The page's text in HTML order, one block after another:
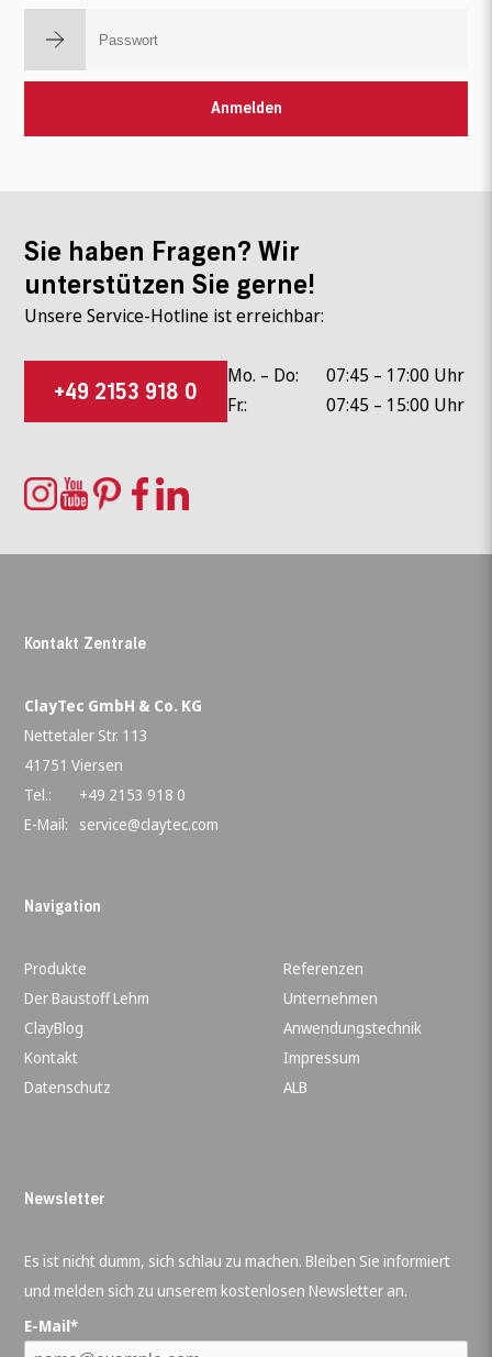
Sie haben Fragen? Wir
unterstützen Sie gerne!
Unsere Service-Hotline ist erreichbar:
+49 2153 918 0
Mo. – Do:
07:45 – 17:00 Uhr
Fr.:
07:45 – 15:00 Uhr
Kontakt Zentrale
ClayTec GmbH & Co. KG
Nettetaler Str. 113
41751 Viersen
Tel.:
+49 2153 918 0
E-Mail:
service@claytec.com
Navigation
Produkte
Referenzen
Der Baustoff Lehm
Unternehmen
ClayBlog
Anwendungstechnik
Kontakt
Impressum
Datenschutz
ALB
Newsletter
Es ist nicht dumm, sich schlau zu machen. Bleiben Sie informiert
und melden sich zu unserem kostenlosen Newsletter an.
E-Mail*